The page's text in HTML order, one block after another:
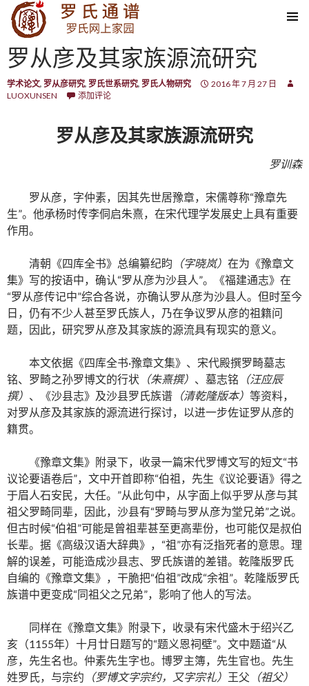
SKIP TO CONTENT
罗从彦及其家族源流研究
学术论文, 罗从彦研究, 罗氏世系研究, 罗氏人物研究
2016 年 7 月 27 日
LUOXUNSEN
添加评论
罗从彦及其家族源流研究
罗训森
罗从彦，字仲素，因其先世居豫章，宋儒尊称“豫章先
生”。他承杨时传李侗启朱熹，在宋代理学发展史上具有重要
作用。
清朝《四库全书》总编纂纪盷 （字晓岚） 在为《豫章文
集》写的按语中，确认“罗从彦为沙县人”。《福建通志》在
“罗从彦传记中”综合各说，亦确认罗从彦为沙县人。但时至今
日，仍有不少人甚至罗氏族人，乃在争议罗从彦的祖籍问
题，因此，研究罗从彦及其家族的源流具有现实的意义。
本文依据《四库全书·豫章文集》、宋代殿撰罗畸墓志
铭、罗畸之孙罗博文的行状 （朱熹撰） 、墓志铭 （汪应辰
撰） 、《沙县志》及沙县罗氏族谱 （清乾隆版本） 等资料，
对罗从彦及其家族的源流进行探讨，以进一步佐证罗从彦的
籍贯。
《豫章文集》附录下，收录一篇宋代罗博文写的短文“书
议论要语卷后”，文中开首即称“伯祖，先生《议论要语》得之
于眉人石安民，大任。”从此句中，从字面上似乎罗从彦与其
祖父罗畸同辈，因此，沙县有“罗畸与罗从彦为堂兄弟”之说。
但古时候“伯祖”可能是曾祖辈甚至更高辈份，也可能仅是叔伯
长辈。据《高级汉语大辞典》，“祖”亦有泛指死者的意思。理
解的误差，可能造成沙县志、罗氏族谱的差错。乾隆版罗氏
自编的《豫章文集》，干脆把“伯祖”改成“余祖”。乾隆版罗氏
族谱中更变成“同祖父之兄弟”，影响了他人的写法。
同样在《豫章文集》附录下，收录有宋代盛木于绍兴乙
亥（1155年）十月廿日题写的“题义恩祠壁”。文中题道“从
彦，先生名也。仲素先生字也。博罗主簿，先生官也。先生
姓罗氏，与宗约 （罗博文字宗约，又字宗礼） 王父 （祖父）